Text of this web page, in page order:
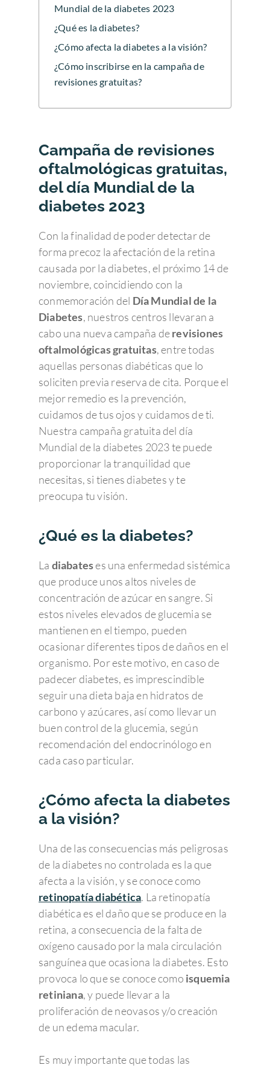
Mundial de la diabetes 2023
¿Qué es la diabetes?
¿Cómo afecta la diabetes a la visión?
¿Cómo inscribirse en la campaña de
revisiones gratuitas?
Campaña de revisiones
oftalmológicas gratuitas,
del día Mundial de la
diabetes 2023
Con la finalidad de poder detectar de
forma precoz la afectación de la retina
causada por la diabetes, el próximo 14 de
noviembre, coincidiendo con la
conmemoración del Día Mundial de la
Diabetes, nuestros centros llevaran a
cabo una nueva campaña derevisiones
oftalmológicas gratuitas, entre todas
aquellas personas diabéticas que lo
soliciten previa reserva de cita. Porque el
mejor remedio es la prevención,
cuidamos de tus ojos y cuidamos de ti.
Nuestra campaña gratuita del día
Mundial de la diabetes 2023 te puede
proporcionar la tranquilidad que
necesitas, si tienes diabetes y te
preocupa tu visión.
¿Qué es la diabetes?
La diabateses una enfermedad sistémica
que produce unos altos niveles de
concentración de azúcar en sangre. Si
estos niveles elevados de glucemia se
mantienen en el tiempo, pueden
ocasionar diferentes tipos de daños en el
organismo. Por este motivo, en caso de
padecer diabetes, es imprescindible
seguir una dieta baja en hidratos de
carbono y azúcares, así como llevar un
buen control de la glucemia, según
recomendación del endocrinólogo en
cada caso particular.
¿Cómo afecta la diabetes
a la visión?
Una de las consecuencias más peligrosas
de la diabetes no controlada es la que
afecta a la visión, y se conoce como
retinopatía diabética. La retinopatía
diabética es el daño que se produce en la
retina, a consecuencia de la falta de
oxígeno causado por la mala circulación
sanguínea que ocasiona la diabetes. Esto
provoca lo que se conoce como isquemia
retiniana, y puede llevar a la
proliferación de neovasos y/o creación
de un edema macular.
Es muy importante que todas las